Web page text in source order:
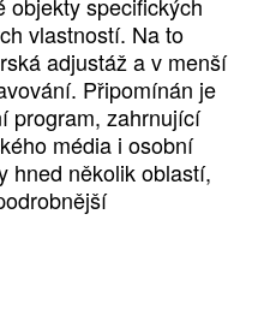
vlastností. Na to
adjustáž a v menší
Připomínán je
program, zahrnující
média i osobní
hned několik oblastí,